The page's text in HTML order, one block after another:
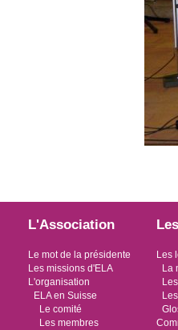
L'Association
Le mot de la présidente
Les missions d'ELA
L'organisation
ELA en Suisse
Le comité
Les membres
Les
La